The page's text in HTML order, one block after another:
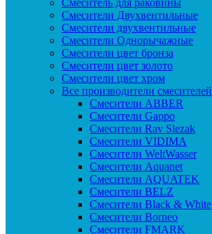
Смеситель для раковины
Смесители Двухвентильные
Смесители двухвентильные
Смесители Однорычажные
Смесители цвет бронза
Смесители цвет золото
Смесители цвет хром
Все производители смесителей
Cмесители ABBER
Cмесители Gappo
Cмесители Rav Slezak
Cмесители VIDIMA
Cмесители WeltWasser
Смесители Aquanet
Смесители AQUATEK
Смесители BELZ
Смесители Black & White
Смесители Borneo
Смесители FMARK